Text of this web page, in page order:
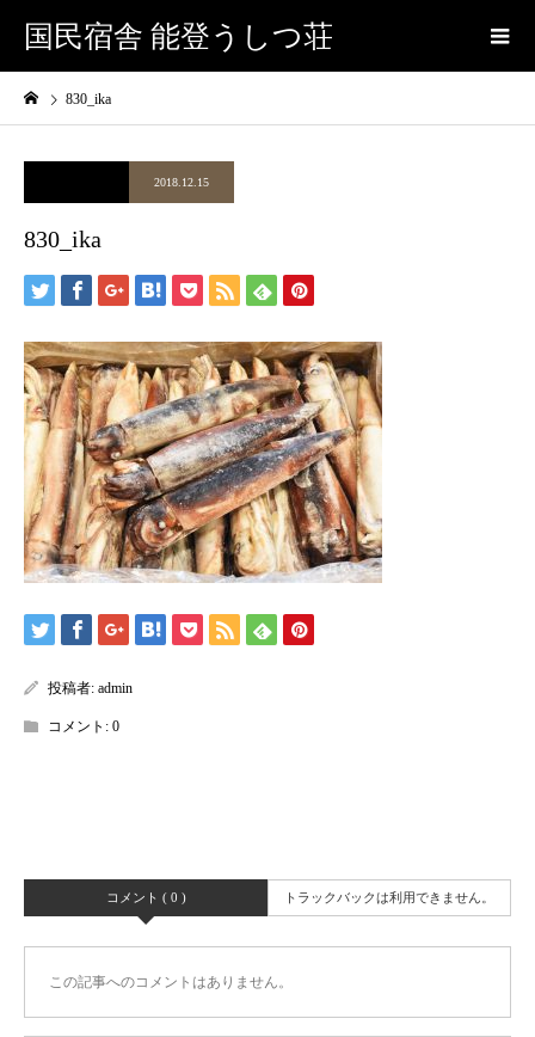
国民宿舎 能登うしつ荘
830_ika
2018.12.15
830_ika
投稿者: admin
コメント: 0
コメント ( 0 ) トラックバックは利用できません。
この記事へのコメントはありません。